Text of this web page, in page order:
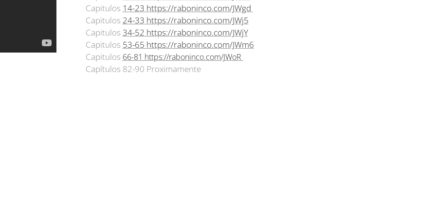
Capitulos 14-23 https://raboninco.com/JWgd
Capitulos 24-33 https://raboninco.com/JWj5
Capitulos 34-52 https://raboninco.com/JWjY
Capitulos 53-65 https://raboninco.com/JWm6
Capitulos 66-81 https://raboninco.com/JWoR
Capítulos 82-90 Proximamente